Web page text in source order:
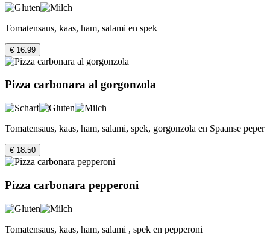
Tomatensaus, kaas, ham, salami en spek
€ 16.99
Pizza carbonara al gorgonzola
Tomatensaus, kaas, ham, salami, spek, gorgonzola en Spaanse peper
€ 18.50
Pizza carbonara pepperoni
Tomatensaus, kaas, ham, salami , spek en pepperoni